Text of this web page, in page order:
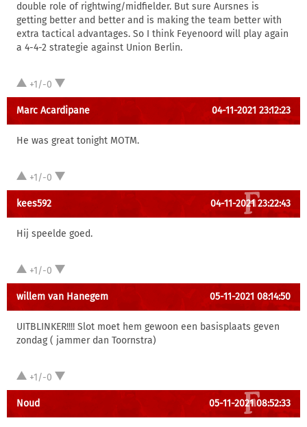
double role of rightwing/midfielder. But sure Aursnes is
getting better and better and is making the team better with
extra tactical advantages. So I think Feyenoord will play again
a 4-4-2 strategie against Union Berlin.
+1/-0
Marc Acardipane 04-11-2021 23:12:23
He was great tonight MOTM.
+1/-0
kees592 04-11-2021 23:22:43
Hij speelde goed.
+1/-0
willem van Hanegem 05-11-2021 08:14:50
UITBLINKER!!!! Slot moet hem gewoon een basisplaats geven
zondag ( jammer dan Toornstra)
+1/-0
Noud 05-11-2021 08:52:33